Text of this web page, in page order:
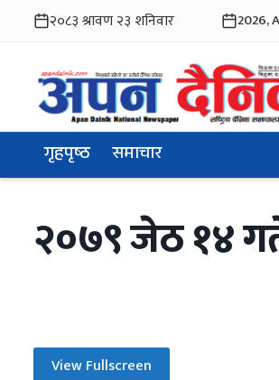
2026,
गृहपृष्ठ समाचार
२०७९ जेठ १४
View Fullscreen